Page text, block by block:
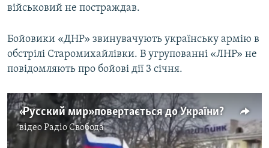
Усі сайти RFE/RL
військовий не постраждав.
Бойовики «ДНР» звинувачують українську армію в
обстрілі Старомихайлівки. В угрупованні «ЛНР» не
повідомляють про бойові дії 3 січня.
«Русский мир» повертається до України?
відеоРадіо Свобода